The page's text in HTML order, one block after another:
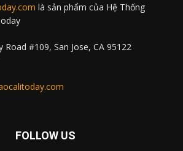
là sản phẩm của Hệ Thống
Road #109, San Jose, CA 95122
FOLLOW US